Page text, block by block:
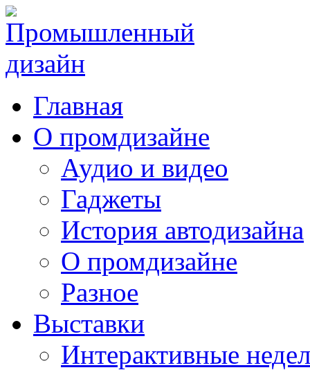
Главная
О промдизайне
Аудио и видео
Гаджеты
История автодизайна
О промдизайне
Разное
Выставки
Интерактивные